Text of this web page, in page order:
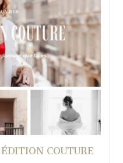
COUTURE